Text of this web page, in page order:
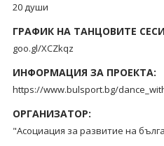
20 души
ГРАФИК НА ТАНЦОВИТЕ
goo.gl/XCZkqz
ИНФОРМАЦИЯ ЗА ПРОЕКТА:
https://www.bulsport.bg/
ОРГАНИЗАТОР:
"Асоциация за развитие на